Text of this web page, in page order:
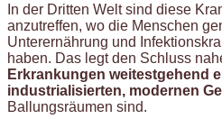
In der Dritten Welt sind diese
anzutreffen, wo die Menschen
Unterernährung und
haben. Das legt den Schluss
Erkrankungen weitestgehend
industrialisierten, modernen
Ballungsräumen sind.